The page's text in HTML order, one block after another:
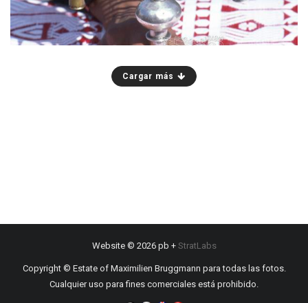
Cargar más
Website © 2026 pb + StratLabs
Copyright © Estate of Maximilien Bruggmann para todas las fotos.
Cualquier uso para fines comerciales está prohibido.